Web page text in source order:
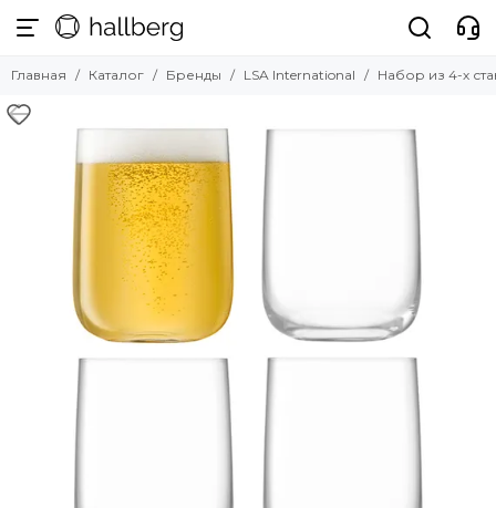
Бренды
Hallberg
La Forma
LATITUDE
Scab Design
Guzzini
LSA International
Главная Каталог Бренды LSA International Набор из 4-х